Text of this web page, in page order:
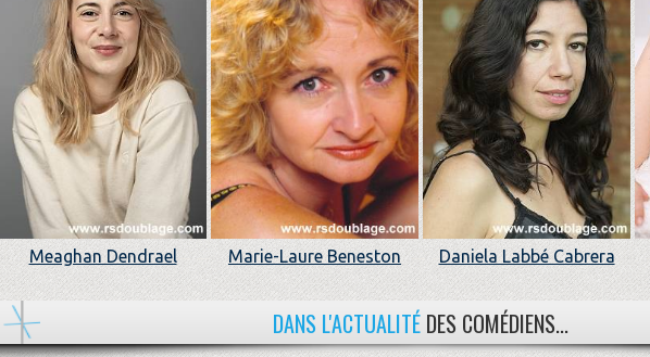
Meaghan Dendrael Marie-Laure Beneston Daniela Labbé Cabrera
DANS L'ACTUALITÉ DES COMÉDIENS...